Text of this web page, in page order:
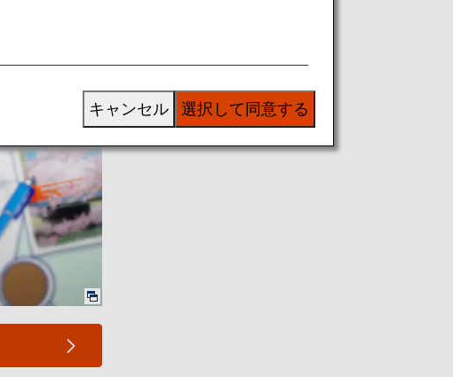
選択して同意する
キャンセル